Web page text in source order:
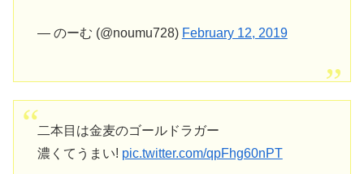
— のーむ (@noumu728) February 12, 2019
二本目は金麦のゴールドラガー
濃くてうまい! pic.twitter.com/qpFhg60nPT